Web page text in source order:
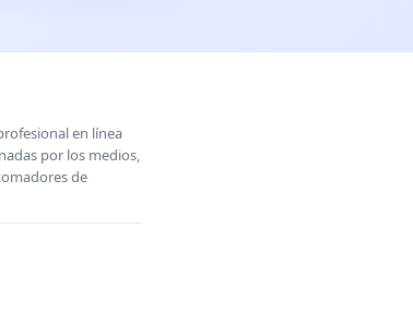
en línea
por los medios,
de